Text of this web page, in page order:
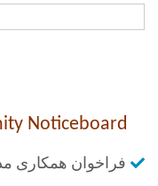
Noticeboard
فراخوان همکاری